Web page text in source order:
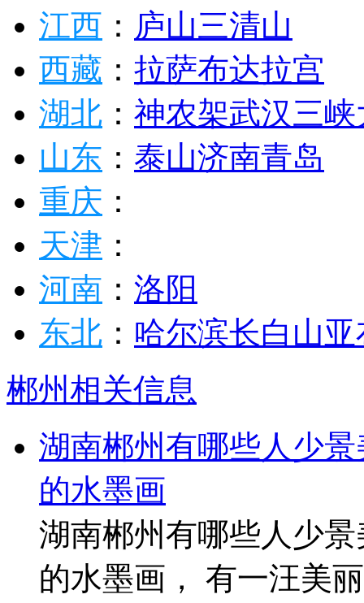
江西 ： 庐山三清山
西藏 ： 拉萨布达拉宫
湖北 ： 神农架武汉三
山东 ： 泰山济南青岛
重庆 ：
天津 ：
河南 ： 洛阳
东北 ： 哈尔滨长白山
郴州相关信息
湖南郴州有哪些人少
的水墨画
湖南郴州有哪些人少
的水墨画， 有一汪美